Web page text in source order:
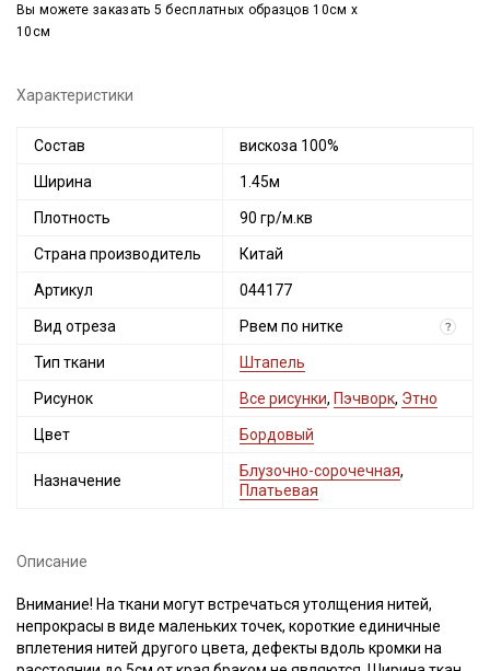
Вы можете заказать 5 бесплатных образцов 10см x
10см
Характеристики
Состав вискоза 100%
Ширина 1.45м
Плотность 90 гр/м.кв
Страна производитель Китай
Артикул 044177
Вид отреза Рвем по нитке ?
Тип ткани Штапель
Рисунок Все рисунки, Пэчворк, Этно
Цвет Бордовый
Назначение
Блузочно-сорочечная,
Платьевая
Описание
Внимание! На ткани могут встречаться утолщения нитей,
непрокрасы в виде маленьких точек, короткие единичные
вплетения нитей другого цвета, дефекты вдоль кромки на